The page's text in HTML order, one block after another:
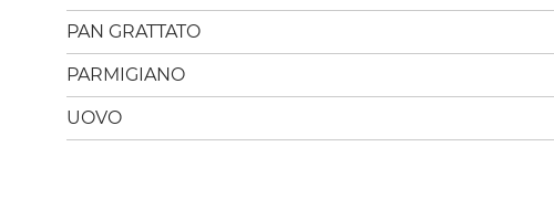
PAN GRATTATO
PARMIGIANO
UOVO